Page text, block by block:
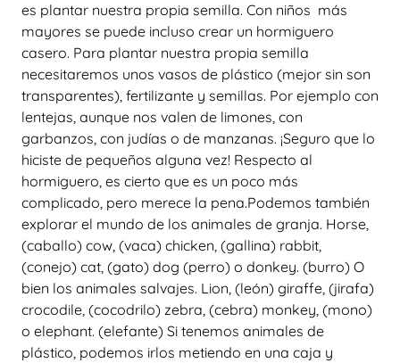
es plantar nuestra propia semilla. Con niños más
mayores se puede incluso crear un hormiguero
casero. Para plantar nuestra propia semilla
necesitaremos unos vasos de plástico (mejor sin son
transparentes), fertilizante y semillas. Por ejemplo con
lentejas, aunque nos valen de limones, con
garbanzos, con judías o de manzanas. ¡Seguro que lo
hiciste de pequeños alguna vez! Respecto al
hormiguero, es cierto que es un poco más
complicado, pero merece la pena.Podemos también
explorar el mundo de los animales de granja. Horse,
(caballo) cow, (vaca) chicken, (gallina) rabbit,
(conejo) cat, (gato) dog (perro) o donkey. (burro) O
bien los animales salvajes. Lion, (león) giraffe, (jirafa)
crocodile, (cocodrilo) zebra, (cebra) monkey, (mono)
o elephant. (elefante) Si tenemos animales de
plástico, podemos irlos metiendo en una caja y